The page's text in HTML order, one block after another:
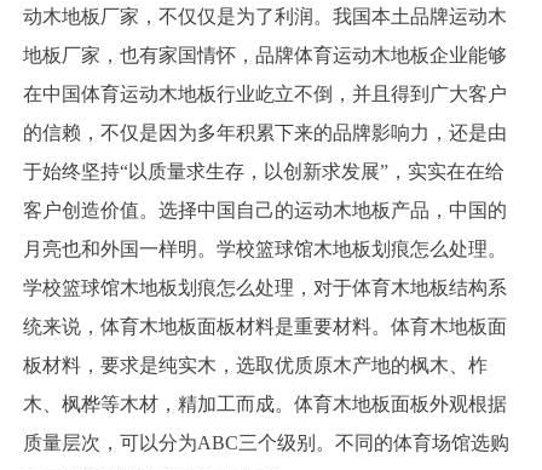
动木地板厂家，不仅仅是为了利润。我国本土品牌运动木
地板厂家，也有家国情怀，品牌体育运动木地板企业能够
在中国体育运动木地板行业屹立不倒，并且得到广大客户
的信赖，不仅是因为多年积累下来的品牌影响力，还是由
于始终坚持“以质量求生存，以创新求发展”，实实在在给
客户创造价值。选择中国自己的运动木地板产品，中国的
月亮也和外国一样明。学校篮球馆木地板划痕怎么处理。
学校篮球馆木地板划痕怎么处理，对于体育木地板结构系
统来说，体育木地板面板材料是重要材料。体育木地板面
板材料，要求是纯实木，选取优质原木产地的枫木、柞
木、枫桦等木材，精加工而成。体育木地板面板外观根据
质量层次，可以分为ABC三个级别。不同的体育场馆选购